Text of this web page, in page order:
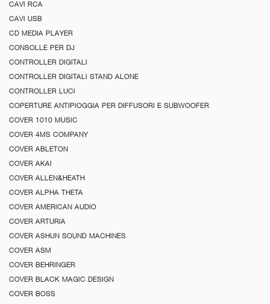
CAVI RCA
CAVI USB
CD MEDIA PLAYER
CONSOLLE PER DJ
CONTROLLER DIGITALI
CONTROLLER DIGITALI STAND ALONE
CONTROLLER LUCI
COPERTURE ANTIPIOGGIA PER DIFFUSORI E SUBWOOFER
COVER 1010 MUSIC
COVER 4MS COMPANY
COVER ABLETON
COVER AKAI
COVER ALLEN&HEATH
COVER ALPHA THETA
COVER AMERICAN AUDIO
COVER ARTURIA
COVER ASHUN SOUND MACHINES
COVER ASM
COVER BEHRINGER
COVER BLACK MAGIC DESIGN
COVER BOSS